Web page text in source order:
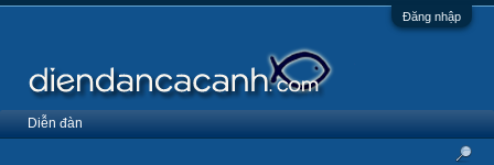
Đăng nhập
Diễn đàn